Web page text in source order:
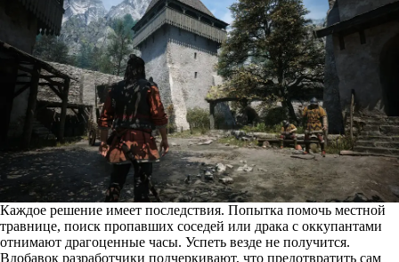
Каждое решение имеет последствия. Попытка помочь местной
травнице, поиск пропавших соседей или драка с оккупантами
отнимают драгоценные часы. Успеть везде не получится.
Вдобавок разработчики подчеркивают, что предотвратить сам